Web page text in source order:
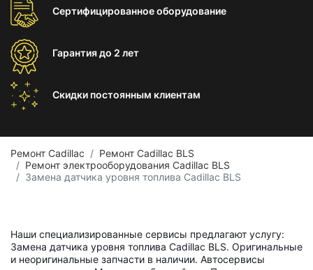
Сертифицированноеоборудование
Гарантиядо 2 лет
Скидки постоянным клиентам
Ремонт Cadillac
Ремонт Cadillac BLS
Ремонт электрооборудования Cadillac BLS
Замена датчика уровня топлива Cadillac BLS
Наши специализированные сервисы предлагают услугу:
Замена датчика уровня топлива Cadillac BLS. Оригинальные
и неоригинальные запчасти в наличии. Автосервисы